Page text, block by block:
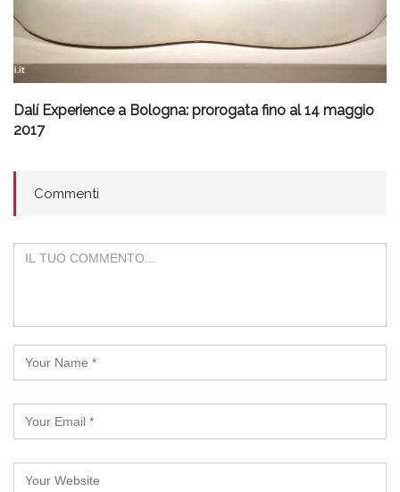
Dalí Experience a Bologna: prorogata fino al 14 maggio
2017
Commenti